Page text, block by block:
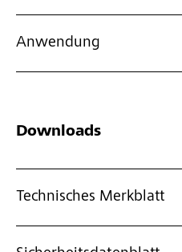
Anwendung
Downloads
Technisches Merkblatt